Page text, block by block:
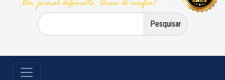
Pesquisar
por: